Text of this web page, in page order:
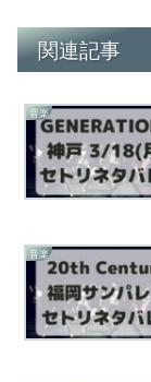
関連記事
音楽
音楽